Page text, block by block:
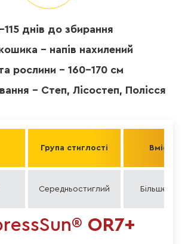
115 днів до збирання
- напів нахилений
рослини - 160-170 см
- Степ, Лісостеп, Полісся
Група стиглості Вміст
Середньостиглий Більше
OR7+